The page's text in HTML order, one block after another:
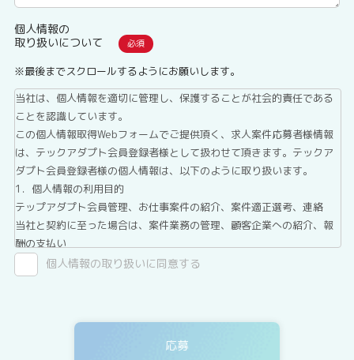
個人情報の
取り扱いについて
※最後までスクロールするようにお願いします。
当社は、個人情報を適切に管理し、保護することが社会的責任である
ことを認識しています。
この個人情報取得Webフォームでご提供頂く、求人案件応募者様情報
は、テックアダプト会員登録者様として扱わせて頂きます。テックア
ダプト会員登録者様の個人情報は、以下のように取り扱います。
1．個人情報の利用目的
テップアダプト会員管理、お仕事案件の紹介、案件適正選考、連絡
当社と契約に至った場合は、案件業務の管理、顧客企業への紹介、報
酬の支払い
2．第三者提供について
テックアダプト会員登録者情報は、法令に基づく場合、委託する場合
ィングサービス事業者等に委託する場合がありますが、委託先につい
個人情報の取り扱いに同意する